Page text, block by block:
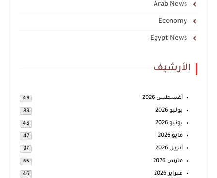
Arab News
Economy
Egypt News
الأرشيف
أغسطس 2026 49
يوليو 2026 89
يونيو 2026 45
مايو 2026 47
أبريل 2026 97
مارس 2026 65
فبراير 2026 46